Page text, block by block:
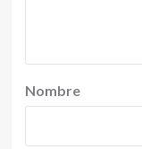
Nombre